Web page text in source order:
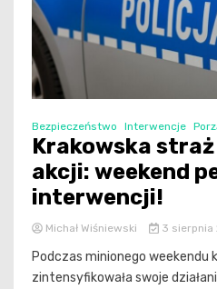
Bezpieczeństwo Interwencje
Krakowska
akcji: weekend
interwencji!
Michał Wiśniewski 3 sierpnia
Podczas minionego weekendu
zintensyfikowała swoje